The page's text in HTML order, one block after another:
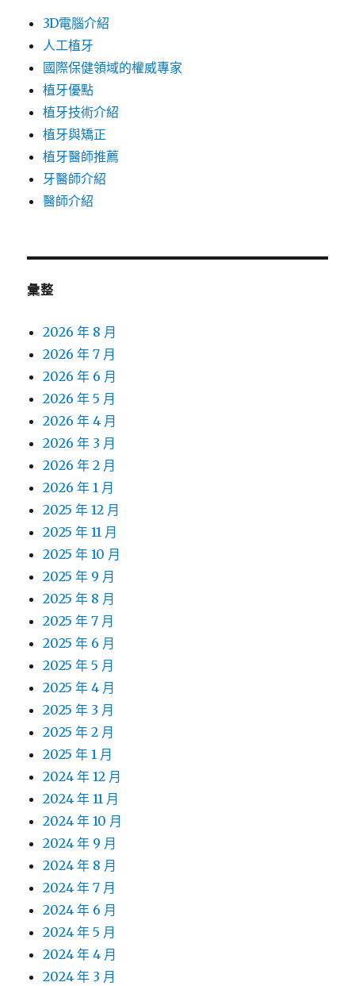
3D電腦介紹
人工植牙
國際保健領域的權威專家
植牙優點
植牙技術介紹
植牙與矯正
植牙醫師推薦
牙醫師介紹
醫師介紹
彙整
2026 年 8 月
2026 年 7 月
2026 年 6 月
2026 年 5 月
2026 年 4 月
2026 年 3 月
2026 年 2 月
2026 年 1 月
2025 年 12 月
2025 年 11 月
2025 年 10 月
2025 年 9 月
2025 年 8 月
2025 年 7 月
2025 年 6 月
2025 年 5 月
2025 年 4 月
2025 年 3 月
2025 年 2 月
2025 年 1 月
2024 年 12 月
2024 年 11 月
2024 年 10 月
2024 年 9 月
2024 年 8 月
2024 年 7 月
2024 年 6 月
2024 年 5 月
2024 年 4 月
2024 年 3 月